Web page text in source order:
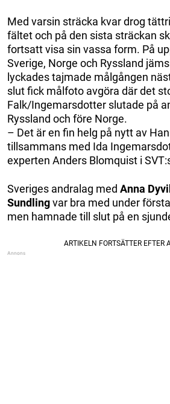
Med varsin sträcka kvar drog
fältet och på den sista sträckan
fortsatt visa sin vassa form. På
Sverige, Norge och Ryssland
lyckades tajmade målgången
slut fick målfoto avgöra där det
Falk/Ingemarsdotter slutade på
Ryssland och före Norge.
– Det är en fin helg på nytt av
tillsammans med Ida
experten Anders Blomquist i
Sveriges andralag med Anna
Sundlingvar bra med under
men hamnade till slut på en